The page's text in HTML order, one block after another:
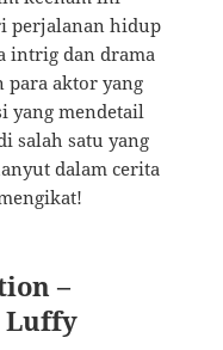
perjalanan hidup
intrig dan drama
para aktor yang
yang mendetail
salah satu yang
dalam cerita
–
Luffy